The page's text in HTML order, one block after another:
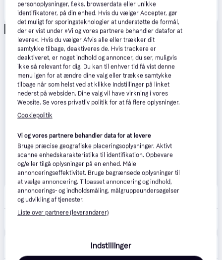
Armor All Vinyl Blank Wipes Flatpack - 20stk
Annonce
Autofix
55 kr. fragt,1-2 dage
personoplysninger, f.eks. browserdata eller unikke
identifikatorer, på din enhed. Hvis du vælger Accepter, gør
det muligt for sporingsteknologier at understøtte de formål,
der er vist under »Vi og vores partnere behandler datafor at
levere«. Hvis du vælger Afvis alle eller trækker dit
samtykke tilbage, deaktiveres de. Hvis trackere er
deaktiveret, er noget indhold og annoncer, du ser, muligvis
ikke så relevant for dig. Du kan til enhver tid få vist denne
menu igen for at ændre dine valg eller trække samtykke
tilbage når som helst ved at klikke Indstillinger på linket
nederst på websiden. Dine valg vil have virkning i vores
Website. Se vores privatliv politik for at få flere oplysninger.
Cookiepolitik
Vi og vores partnere behandler data for at levere
Bruge præcise geografiske placeringsoplysninger. Aktivt
scanne enhedskarakteristika til identifikation. Opbevare
og/eller tilgå oplysninger på en enhed. Måle
annonceringseffektivitet. Bruge begrænsede oplysninger til
at vælge annoncering. Tilpasset annoncering og indhold,
annoncerings- og indholdsmåling, målgruppeundersøgelser
og udvikling af tjenester.
Liste over partnere (leverandører)
Indstillinger